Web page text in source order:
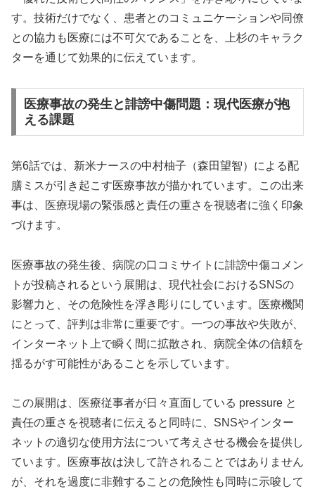
す。技術だけでなく、患者とのコミュニケーションや同僚
との協力も医療には不可欠であることを、上杉のキャラク
ターを通じて効果的に伝えています。
医療事故の発生と誹謗中傷問題：現代医療が抱
える課題
第6話では、新米ナースの中村柚子（森田望智）による配
膳ミスが引き起こす医療事故が描かれています。この出来
事は、医療現場の緊張感と責任の重さを視聴者に強く印象
づけます。
医療事故の発生後、病院の口コミサイトに誹謗中傷コメン
トが投稿されるという展開は、現代社会におけるSNSの
影響力と、その危険性を浮き彫りにしています。医療機関
にとって、評判は非常に重要です。一つの事故や失敗が、
インターネット上で瞬く間に拡散され、病院全体の信頼を
揺るがす可能性があることを示しています。
この展開は、医療従事者が日々直面している pressure と
責任の重さを視聴者に伝えると同時に、SNSやインター
ネットの適切な使用方法について考えさせる機会を提供し
ています。医療事故は決して許されることではありません
が、それを過度に非難することの危険性も同時に示唆して